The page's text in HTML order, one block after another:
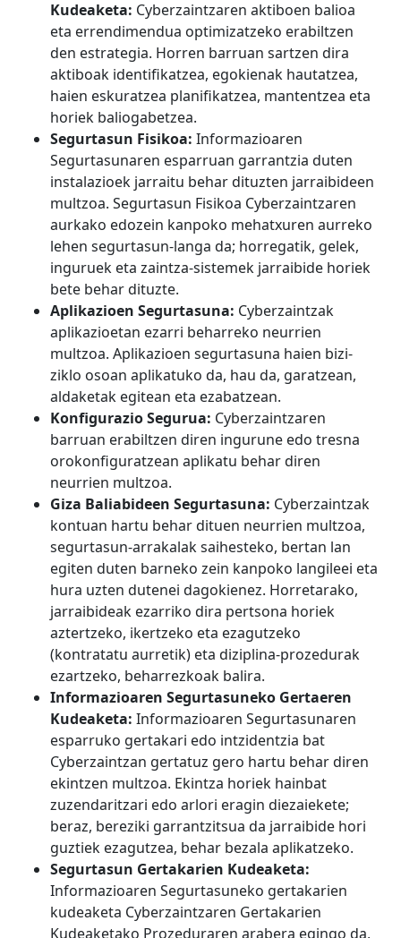
Kudeaketa: Cyberzaintzaren aktiboen balioa
eta errendimendua optimizatzeko erabiltzen
den estrategia. Horren barruan sartzen dira
aktiboak identifikatzea, egokienak hautatzea,
haien eskuratzea planifikatzea, mantentzea eta
horiek baliogabetzea.
Segurtasun Fisikoa: Informazioaren
Segurtasunaren esparruan garrantzia duten
instalazioek jarraitu behar dituzten jarraibideen
multzoa. Segurtasun Fisikoa Cyberzaintzaren
aurkako edozein kanpoko mehatxuren aurreko
lehen segurtasun-langa da; horregatik, gelek,
inguruek eta zaintza-sistemek jarraibide horiek
bete behar dituzte.
Aplikazioen Segurtasuna: Cyberzaintzak
aplikazioetan ezarri beharreko neurrien
multzoa. Aplikazioen segurtasuna haien bizi-
ziklo osoan aplikatuko da, hau da, garatzean,
aldaketak egitean eta ezabatzean.
Konfigurazio Segurua: Cyberzaintzaren
barruan erabiltzen diren ingurune edo tresna
orokonfiguratzean aplikatu behar diren
neurrien multzoa.
Giza Baliabideen Segurtasuna: Cyberzaintzak
kontuan hartu behar dituen neurrien multzoa,
segurtasun-arrakalak saihesteko, bertan lan
egiten duten barneko zein kanpoko langileei eta
hura uzten dutenei dagokienez. Horretarako,
jarraibideak ezarriko dira pertsona horiek
aztertzeko, ikertzeko eta ezagutzeko
(kontratatu aurretik) eta diziplina-prozedurak
ezartzeko, beharrezkoak balira.
Informazioaren Segurtasuneko Gertaeren
Kudeaketa: Informazioaren Segurtasunaren
esparruko gertakari edo intzidentzia bat
Cyberzaintzan gertatuz gero hartu behar diren
ekintzen multzoa. Ekintza horiek hainbat
zuzendaritzari edo arlori eragin diezaiekete;
beraz, bereziki garrantzitsua da jarraibide hori
guztiek ezagutzea, behar bezala aplikatzeko.
Segurtasun Gertakarien Kudeaketa:
Informazioaren Segurtasuneko gertakarien
kudeaketa Cyberzaintzaren Gertakarien
Kudeaketako Prozeduraren arabera egingo da,